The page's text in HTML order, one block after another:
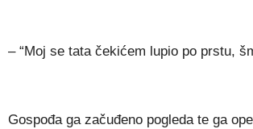
– “Moj se tata čekićem lupio po prstu,
Gospođa ga začuđeno pogleda te ga